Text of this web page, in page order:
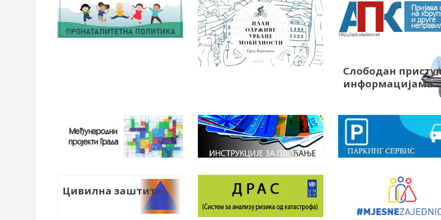
Слободан
информацијама
Цивилна заштита